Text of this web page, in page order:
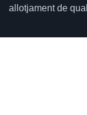
allotjament de